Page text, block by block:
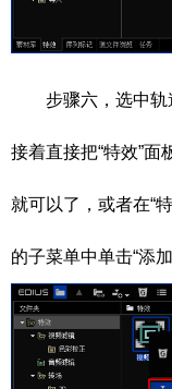
步骤六，选中轨
接着直接把“特效”面
就可以了，或者在“
的子菜单中单击“添